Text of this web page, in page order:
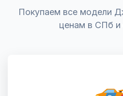
Покупаем все модели
ценам в СПб и